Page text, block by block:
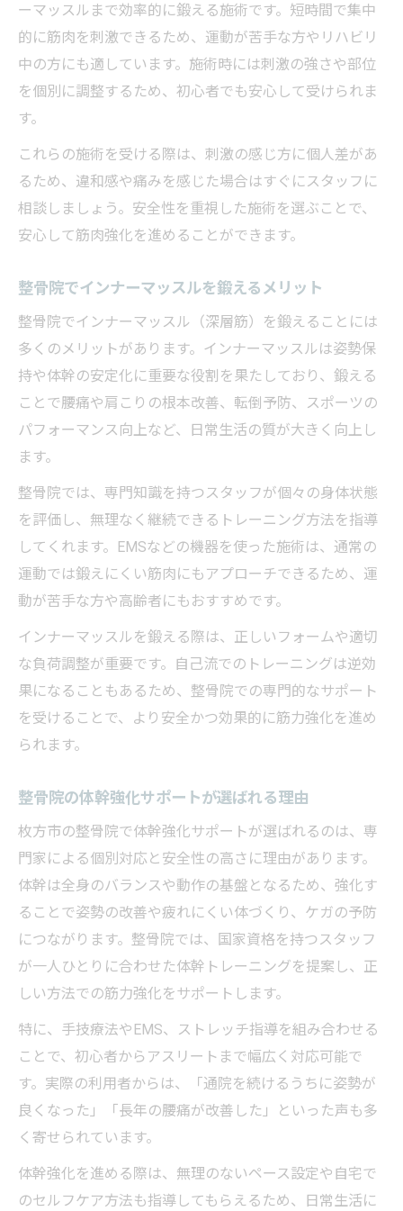
ーマッスルまで効率的に鍛える施術です。短時間で集中
的に筋肉を刺激できるため、運動が苦手な方やリハビリ
中の方にも適しています。施術時には刺激の強さや部位
を個別に調整するため、初心者でも安心して受けられま
す。
これらの施術を受ける際は、刺激の感じ方に個人差があ
るため、違和感や痛みを感じた場合はすぐにスタッフに
相談しましょう。安全性を重視した施術を選ぶことで、
安心して筋肉強化を進めることができます。
整骨院でインナーマッスルを鍛えるメリット
整骨院でインナーマッスル（深層筋）を鍛えることには
多くのメリットがあります。インナーマッスルは姿勢保
持や体幹の安定化に重要な役割を果たしており、鍛える
ことで腰痛や肩こりの根本改善、転倒予防、スポーツの
パフォーマンス向上など、日常生活の質が大きく向上し
ます。
整骨院では、専門知識を持つスタッフが個々の身体状態
を評価し、無理なく継続できるトレーニング方法を指導
してくれます。EMSなどの機器を使った施術は、通常の
運動では鍛えにくい筋肉にもアプローチできるため、運
動が苦手な方や高齢者にもおすすめです。
インナーマッスルを鍛える際は、正しいフォームや適切
な負荷調整が重要です。自己流でのトレーニングは逆効
果になることもあるため、整骨院での専門的なサポート
を受けることで、より安全かつ効果的に筋力強化を進め
られます。
整骨院の体幹強化サポートが選ばれる理由
枚方市の整骨院で体幹強化サポートが選ばれるのは、専
門家による個別対応と安全性の高さに理由があります。
体幹は全身のバランスや動作の基盤となるため、強化す
ることで姿勢の改善や疲れにくい体づくり、ケガの予防
につながります。整骨院では、国家資格を持つスタッフ
が一人ひとりに合わせた体幹トレーニングを提案し、正
しい方法での筋力強化をサポートします。
特に、手技療法やEMS、ストレッチ指導を組み合わせる
ことで、初心者からアスリートまで幅広く対応可能で
す。実際の利用者からは、「通院を続けるうちに姿勢が
良くなった」「長年の腰痛が改善した」といった声も多
く寄せられています。
体幹強化を進める際は、無理のないペース設定や自宅で
のセルフケア方法も指導してもらえるため、日常生活に